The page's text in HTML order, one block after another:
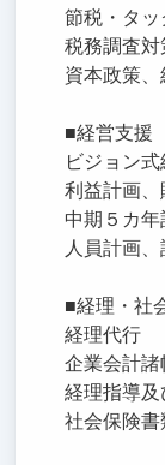
節税・タ
税務調査
資本政策
■経営支援
ビジョン
利益計画
中期５カ年
人員計画
■経理・社
経理代行
企業会計
経理指導及
社会保険書